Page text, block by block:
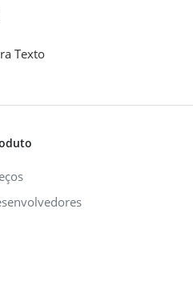
Texto